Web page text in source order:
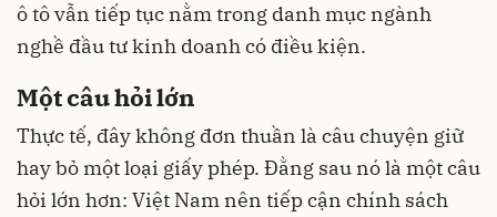
ô tô vẫn tiếp tục nằm trong danh mục ngành
nghề đầu tư kinh doanh có điều kiện.
Một câu hỏi lớn
Thực tế, đây không đơn thuần là câu chuyện giữ
hay bỏ một loại giấy phép. Đằng sau nó là một câu
hỏi lớn hơn: Việt Nam nên tiếp cận chính sách